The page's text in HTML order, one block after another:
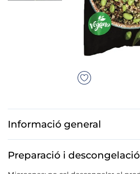
Informació general
Preparació i descongelació